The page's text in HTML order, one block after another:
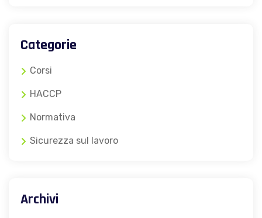
Categorie
Corsi
HACCP
Normativa
Sicurezza sul lavoro
Archivi